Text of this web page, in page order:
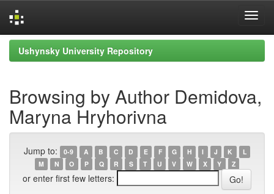
Skip
navigation
Ushynsky University Repository
Browsing by Author Demidova,
Maryna Hryhorivna
Jump to: 0-9 A B C D E F G H I J K
L
M
N O P Q R S T U V W X Y Z
or enter first few letters: